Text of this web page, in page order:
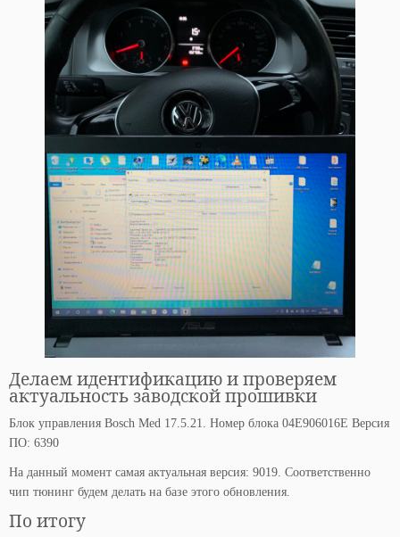
Делаем идентификацию и проверяем
актуальность заводской прошивки
Блок управления Bosch Med 17.5.21. Номер блока 04E906016E Версия
ПО: 6390
На данный момент самая актуальная версия: 9019. Соответственно
чип тюнинг будем делать на базе этого обновления.
По итогу